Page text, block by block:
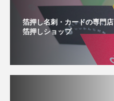
箔押し名刺・カードの専門店
箔押しショップ